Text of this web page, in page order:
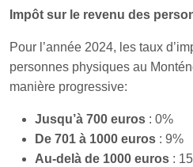
Impôt sur le revenu des
Pour l’année 2024, les taux
personnes physiques au
manière progressive:
Jusqu’à 700 euros : 0%
De 701 à 1000 euros : 9%
Au-delà de 1000 euros :